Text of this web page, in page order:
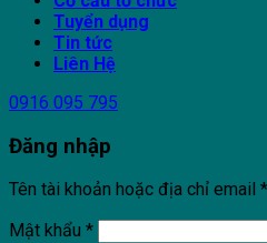
Tuyển dụng
Tin tức
Liên Hệ
0916 095 795
Đăng nhập
Tên tài khoản hoặc địa chỉ email *
Mật khẩu *